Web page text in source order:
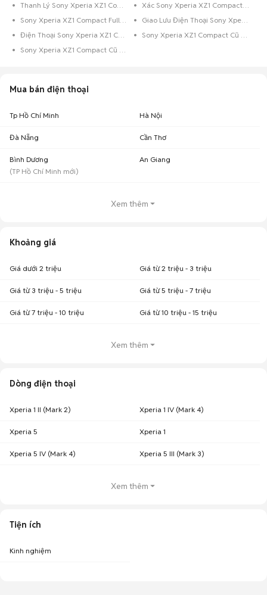
Thanh Lý Sony Xperia XZ1 Compact Cũ
Xác Sony Xperia XZ1 Compact Cũ
Sony Xperia XZ1 Compact Full Box
Giao Lưu Điện Thoại Sony Xperia XZ1 Compact
Điện Thoại Sony Xperia XZ1 Compact Trả Góp
Sony Xperia XZ1 Compact Cũ Còn Bảo Hành
Sony Xperia XZ1 Compact Cũ Nguyên Zin
Mua bán điện thoại
Tp Hồ Chí Minh Hà Nội
Đà Nẵng Cần Thơ
Bình Dương
(TP Hồ Chí Minh mới)
An Giang
Xem thêm
Khoảng giá
Giá dưới 2 triệu Giá từ 2 triệu - 3 triệu
Giá từ 3 triệu - 5 triệu Giá từ 5 triệu - 7 triệu
Giá từ 7 triệu - 10 triệu Giá từ 10 triệu - 15 triệu
Xem thêm
Dòng điện thoại
Xperia 1 II (Mark 2) Xperia 1 IV (Mark 4)
Xperia 5 Xperia 1
Xperia 5 IV (Mark 4) Xperia 5 III (Mark 3)
Xem thêm
Tiện ích
Kinh nghiệm